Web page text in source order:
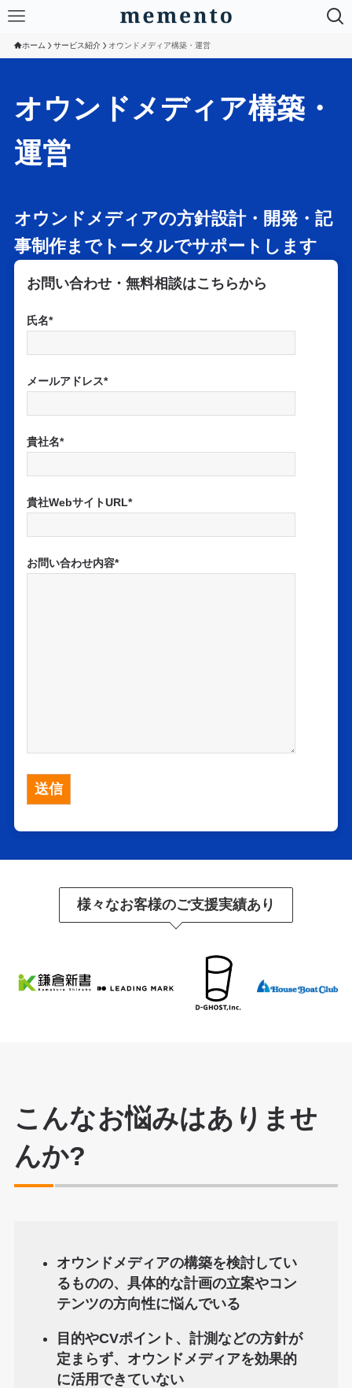
ホーム サービス紹介 オウンドメディア構築・運営
オウンドメディア構築・
運営
オウンドメディアの方針設計・開発・記
事制作までトータルでサポートします
お問い合わせ・無料相談はこちらから
氏名*
メールアドレス*
貴社名*
貴社WebサイトURL*
お問い合わせ内容*
様々なお客様のご支援実績あり
こんなお悩みはありませ
んか?
オウンドメディアの構築を検討してい
るものの、具体的な計画の立案やコン
テンツの方向性に悩んでいる
目的やCVポイント、計測などの方針が
定まらず、オウンドメディアを効果的
に活用できていない